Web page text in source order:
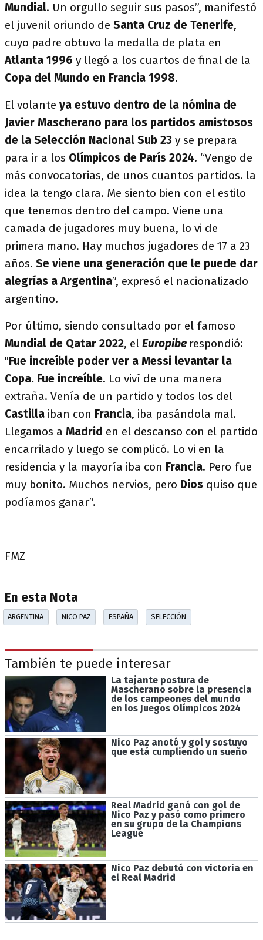
Mundial. Un orgullo seguir sus pasos”, manifestó
el juvenil oriundo de Santa Cruz de Tenerife,
cuyo padre obtuvo la medalla de plata en
Atlanta 1996 y llegó a los cuartos de final de la
Copa del Mundo en Francia 1998.
El volante ya estuvo dentro de la nómina de
Javier Mascherano para los partidos amistosos
de la Selección Nacional Sub 23 y se prepara
para ir a los Olímpicos de París 2024. “Vengo de
más convocatorias, de unos cuantos partidos. la
idea la tengo clara. Me siento bien con el estilo
que tenemos dentro del campo. Viene una
camada de jugadores muy buena, lo vi de
primera mano. Hay muchos jugadores de 17 a 23
años. Se viene una generación que le puede dar
alegrías a Argentina”, expresó el nacionalizado
argentino.
Por último, siendo consultado por el famoso
Mundial de Qatar 2022, el Europibe respondió:
"Fue increíble poder ver a Messi levantar la
Copa. Fue increíble. Lo viví de una manera
extraña. Venía de un partido y todos los del
Castilla iban con Francia, iba pasándola mal.
Llegamos a Madrid en el descanso con el partido
encarrilado y luego se complicó. Lo vi en la
residencia y la mayoría iba con Francia. Pero fue
muy bonito. Muchos nervios, pero Dios quiso que
podíamos ganar”.
FMZ
En esta Nota
ARGENTINA NICO PAZ ESPAÑA SELECCIÓN
También te puede interesar
La tajante postura de
Mascherano sobre la presencia
de los campeones del mundo
en los Juegos Olímpicos 2024
Nico Paz anotó y gol y sostuvo
que está cumpliendo un sueño
Real Madrid ganó con gol de
Nico Paz y pasó como primero
en su grupo de la Champions
League
Nico Paz debutó con victoria en
el Real Madrid